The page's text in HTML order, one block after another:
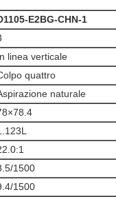
E2BG-CHN-1
linea verticale
quattro
naturale
1500
1500